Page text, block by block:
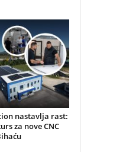
nastavlja rast:
za nove CNC